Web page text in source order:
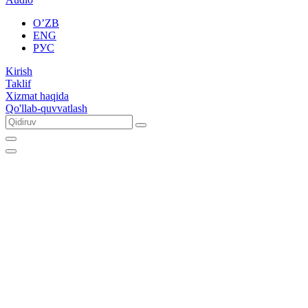
O’ZB
ENG
РУС
Kirish
Taklif
Xizmat haqida
Qo'llab-quvvatlash